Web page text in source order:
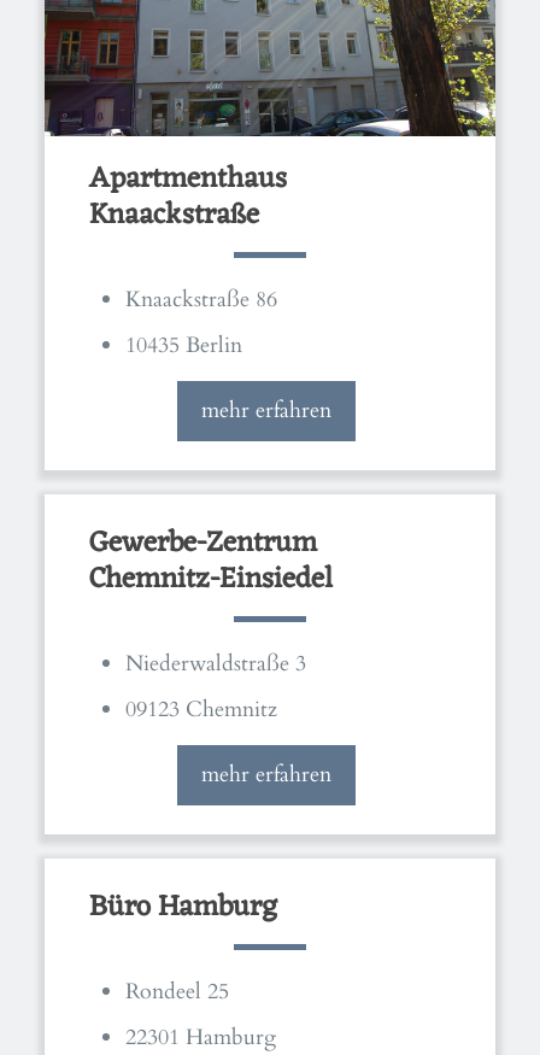
Apartmenthaus
Knaackstraße
Knaackstraße 86
10435 Berlin
mehr erfahren
Gewerbe-Zentrum
Chemnitz-Einsiedel
Niederwaldstraße 3
09123 Chemnitz
mehr erfahren
Büro Hamburg
Rondeel 25
22301 Hamburg